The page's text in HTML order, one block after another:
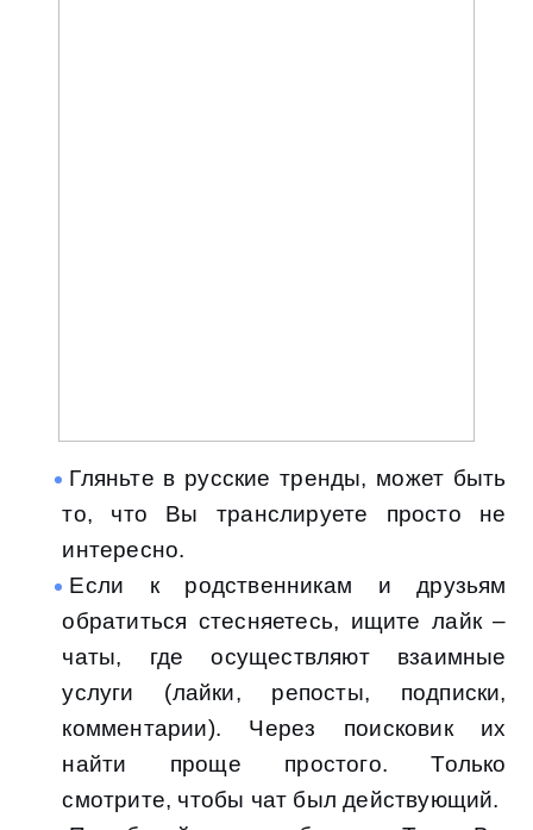
Гляньте в русские тренды, может быть
то, что Вы транслируете просто не
интересно.
Если к родственникам и друзьям
обратиться стесняетесь, ищите лайк –
чаты, где осуществляют взаимные
услуги (лайки, репосты, подписки,
комментарии). Через поисковик их
найти проще простого. Только
смотрите, чтобы чат был действующий.